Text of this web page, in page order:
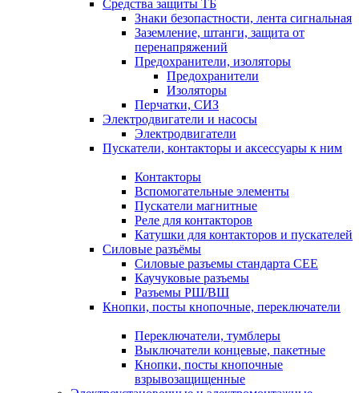
Средства защиты ТБ
Знаки безопастности, лента сигнальная
Заземление, штанги, защита от
перенапряжений
Предохранители, изоляторы
Предохранители
Изоляторы
Перчатки, СИЗ
Электродвигатели и насосы
Электродвигатели
Пускатели, контакторы и аксессуары к ним
Контакторы
Вспомогательные элементы
Пускатели магнитные
Реле для контакторов
Катушки для контакторов и пускателей
Силовые разъёмы
Силовые разъемы стандарта СЕЕ
Каучуковые разъемы
Разъемы РШ/ВШ
Кнопки, посты кнопочные, переключатели
Переключатели, тумблеры
Выключатели концевые, пакетные
Кнопки, посты кнопочные
взрывозащищенные